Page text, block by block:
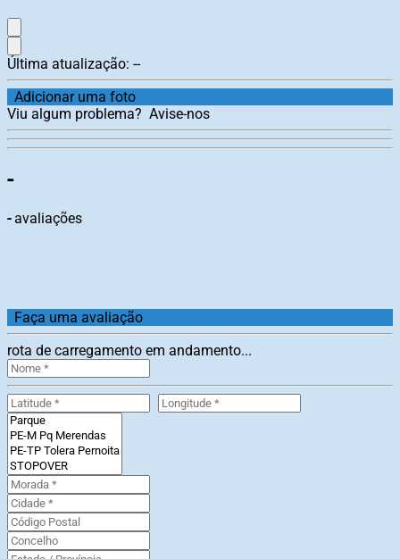
Última atualização: --
Adicionar uma foto
Viu algum problema? Avise-nos
-
-avaliações
Faça uma avaliação
rota de carregamento em andamento...